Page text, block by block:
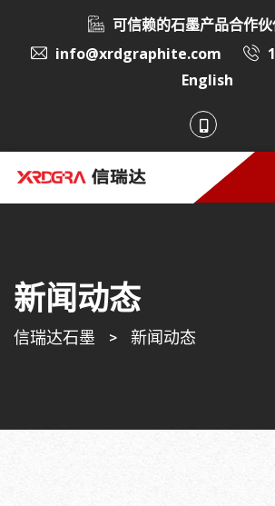
可信赖的石墨产品合作伙
info@xrdgraphite.com
English
新闻动态
信瑞达石墨 > 新闻动态